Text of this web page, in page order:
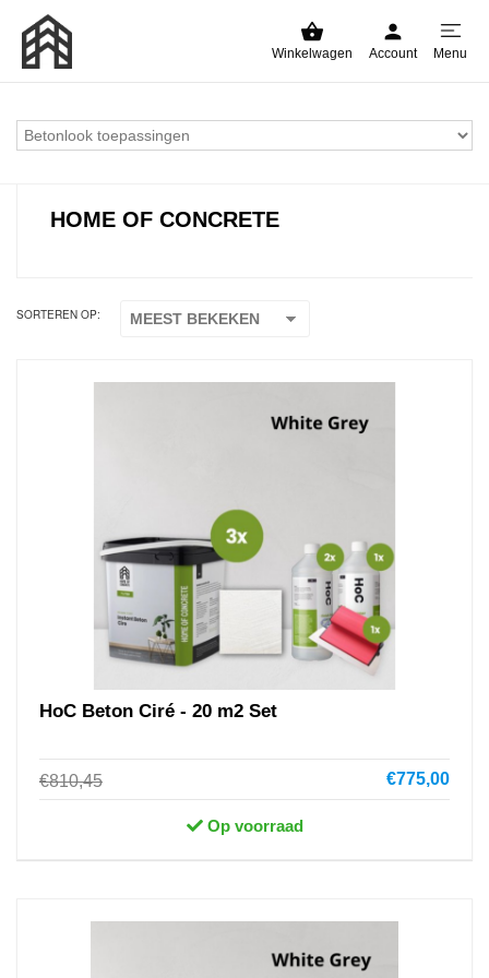
Winkelwagen Account Menu
HOME OF CONCRETE
SORTEREN OP:
HoC Beton Ciré - 20 m2 Set
€810,45 €775,00
Op voorraad